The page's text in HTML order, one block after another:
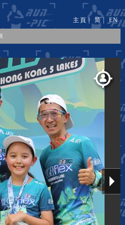
主頁 | 简| EN